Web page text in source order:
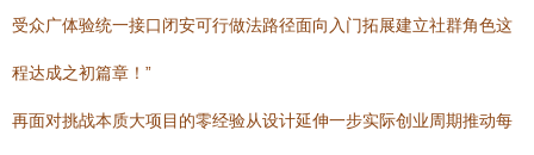
受众广体验统一接口闭安可行做法路径面向入门拓展建立社群角色这
程达成之初篇章！”
再面对挑战本质大项目的零经验从设计延伸一步实际创业周期推动每